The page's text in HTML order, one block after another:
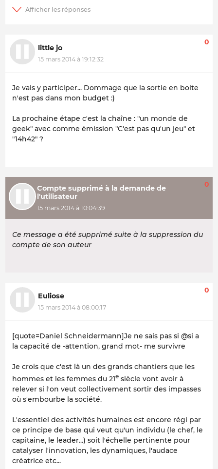
little jo
15 mars 2014 à 19:12:32
0
Je vais y participer... Dommage que la sortie en boite
n'est pas dans mon budget :)
La prochaine étape c'est la chaîne : "un monde de
geek" avec comme émission "C'est pas qu'un jeu" et
"14h42" ?
Compte supprimé à la demande de
l'utilisateur
15 mars 2014 à 10:04:39
0
Ce message a été supprimé suite à la suppression du
compte de son auteur
Euliose
15 mars 2014 à 08:00:17
0
[quote=Daniel Schneidermann]Je ne sais pas si @si a
la capacité de -attention, grand mot- me survivre
Je crois que c'est là un des grands chantiers que les
hommes et les femmes du 21e siècle vont avoir à
relever si l'on veut collectivement sortir des impasses
où s'embourbe la société.
L'essentiel des activités humaines est encore régi par
ce principe de base qui veut qu'un individu (le chef, le
capitaine, le leader...) soit l'échelle pertinente pour
catalyser l'innovation, les dynamiques, l'audace
créatrice etc...